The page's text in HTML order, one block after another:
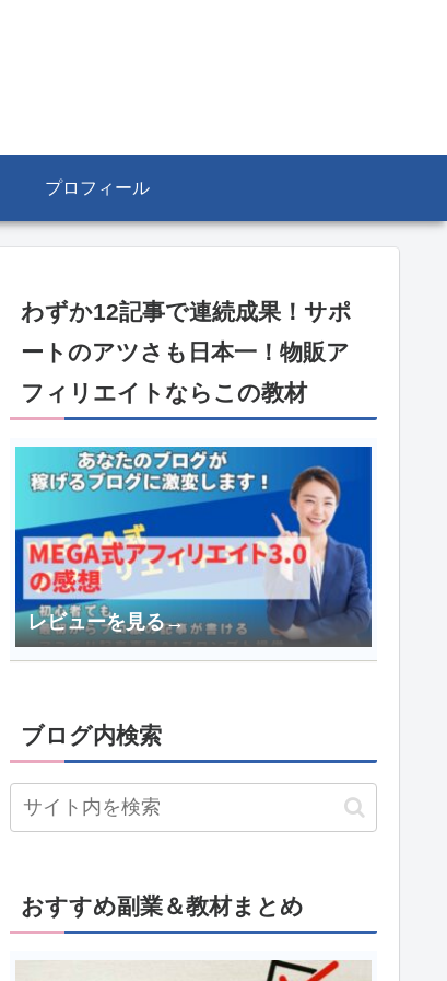
プロフィール
わずか12記事で連続成果！サポ
ートのアツさも日本一！物販ア
フィリエイトならこの教材
レビューを見る→
ブログ内検索
おすすめ副業＆教材まとめ